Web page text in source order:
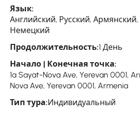
Язык:
Английский, Русский,
Немецкий
Продолжительность:1 День
Начало | Конечная точка:
1a Sayat-Nova Ave, Yerevan 0001,
Nova Ave, Yerevan 0001, Armenia
Тип тура:Индивидуальный